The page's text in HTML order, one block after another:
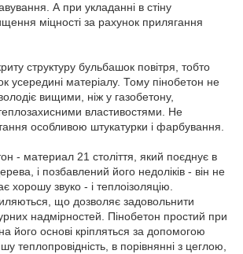
А при укладанні в стіну
міцності за рахунок прилягання
структуру бульбашок повітря, тобто
усередині матеріалу. Тому пінобетон не
вищими, ніж у газобетону,
властивостями. Не
особливою штукатурки і фарбування.
- материал 21 століття, який поєднує в
і позбавлений його недоліків - він не
хорошу звуко - і теплоізоляцію.
що дозволяє задовольнити
надмірностей. Пінобетон простий при
на його основі кріпляться за допомогою
теплопровідність, в порівнянні з цеглою,